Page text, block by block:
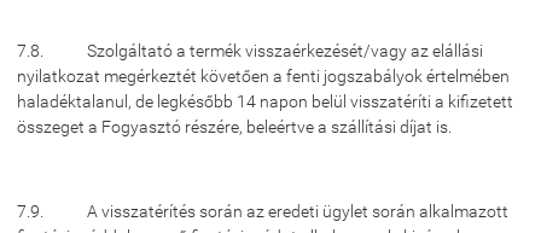
7.8. Szolgáltató a termék visszaérkezését/vagy az elállási
nyilatkozat megérkeztét követően a fenti jogszabályok értelmében
haladéktalanul, de legkésőbb 14 napon belül visszatéríti a kifizetett
összeget a Fogyasztó részére, beleértve a szállítási díjat is.
7.9. A visszatérítés során az eredeti ügylet során alkalmazott